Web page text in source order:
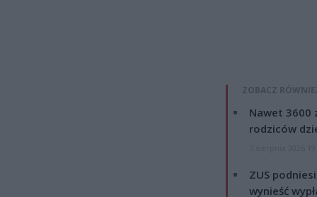
ZOBACZ
Nawet 3600
rodziców
ZUS
wynieść